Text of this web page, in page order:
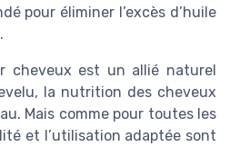
pour éliminer l’excès d’huile
cheveux est un allié naturel
la nutrition des cheveux
Mais comme pour toutes les
et l’utilisation adaptée sont